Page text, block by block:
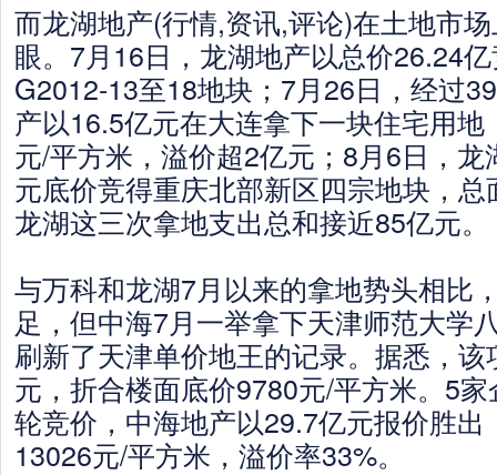
而龙湖地产(行情,资讯,评论)在土地市
眼。7月16日，龙湖地产以总价26.24
G2012-13至18地块；7月26日，经过
产以16.5亿元在大连拿下一块住宅用
元/平方米，溢价超2亿元；8月6日，
元底价竞得重庆北部新区四宗地块，
龙湖这三次拿地支出总和接近85亿元。
与万科和龙湖7月以来的拿地势头相比
足，但中海7月一举拿下天津师范大学
刷新了天津单价地王的记录。据悉，
元，折合楼面底价9780元/平方米。5
轮竞价，中海地产以29.7亿元报价胜出
13026元/平方米，溢价率33%。